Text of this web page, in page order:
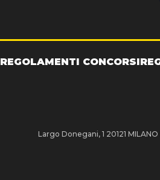
REGOLAMENTI CONCORSI
Largo Donegani, 1 20121